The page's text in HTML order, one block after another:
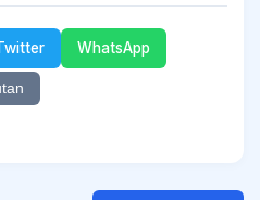
WhatsApp